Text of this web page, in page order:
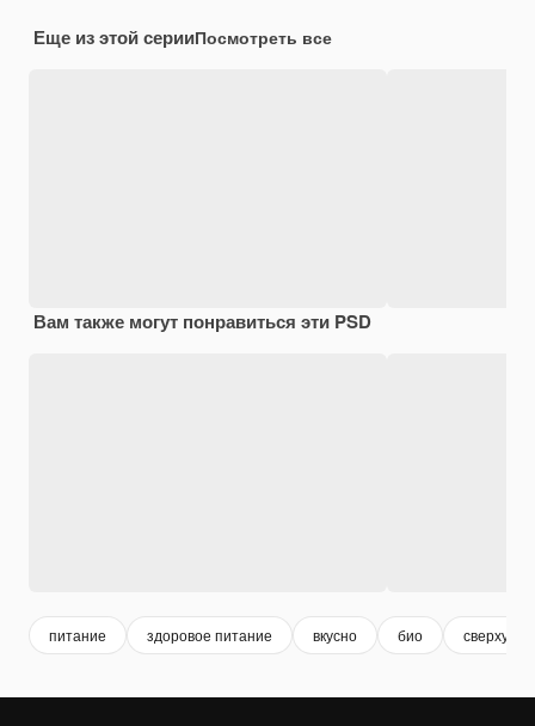
Еще из этой серииПосмотреть все
Вам также могут понравиться эти PSD
питание здоровое питание вкусно био сверху